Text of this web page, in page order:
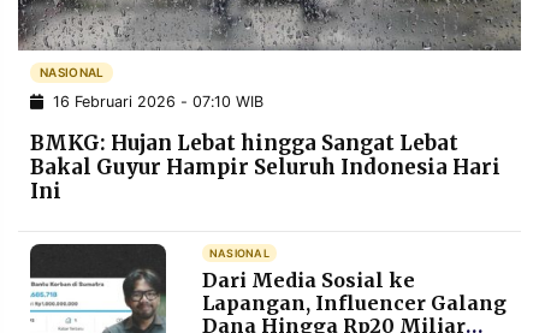
POLICY WARGA
INFORMASI
IKLAN
PENGADUAN TERM
OF
SERVICE
KAMI
NASIONAL
16 Februari 2026 - 07:10 WIB
BMKG: Hujan Lebat hingga Sangat Lebat
Bakal Guyur Hampir Seluruh Indonesia Hari
Ini
NASIONAL
Dari Media Sosial ke
Lapangan, Influencer Galang
Dana Hingga Rp20 Miliar